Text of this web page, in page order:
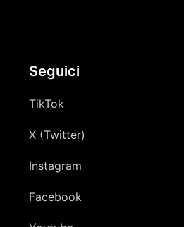
Seguici
TikTok
X (Twitter)
Instagram
Facebook